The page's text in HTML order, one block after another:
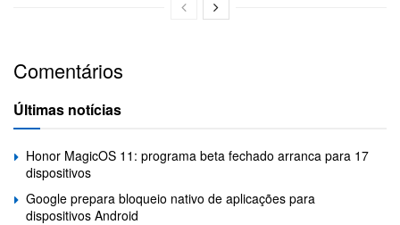
Comentários
Últimas notícias
Honor MagicOS 11: programa beta fechado arranca para 17
dispositivos
Google prepara bloqueio nativo de aplicações para
dispositivos Android